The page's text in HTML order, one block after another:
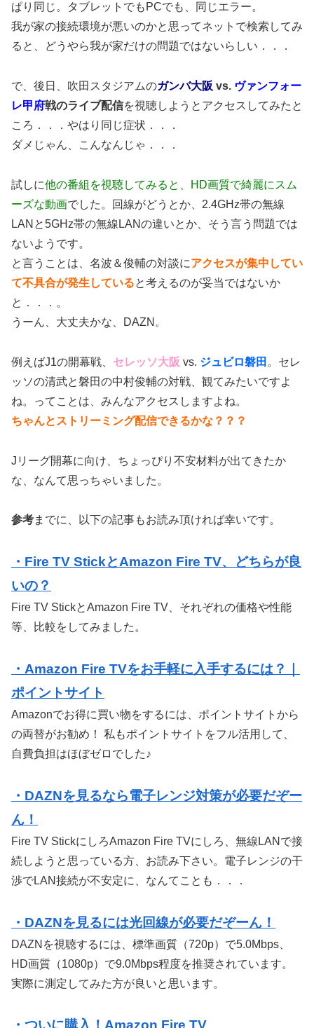
ぱり同じ。タブレットでもPCでも、同じエラー。
我が家の接続環境が悪いのかと思ってネットで検索してみ
ると、どうやら我が家だけの問題ではないらしい．．．
で、後日、吹田スタジアムのガンバ大阪 vs. ヴァンフォー
レ甲府戦のライブ配信を視聴しようとアクセスしてみたと
ころ．．．やはり同じ症状．．．
ダメじゃん、こんなんじゃ．．．
試しに他の番組を視聴してみると、HD画質で綺麗にスム
ーズな動画でした。回線がどうとか、2.4GHz帯の無線
LANと5GHz帯の無線LANの違いとか、そう言う問題では
ないようです。
と言うことは、名波＆俊輔の対談にアクセスが集中してい
て不具合が発生していると考えるのが妥当ではないか
と．．．。
うーん、大丈夫かな、DAZN。
例えばJ1の開幕戦、 セレッソ大阪 vs. ジュビロ磐田 。セレ
ッソの清武と磐田の中村俊輔の対戦、観てみたいですよ
ね。ってことは、みんなアクセスしますよね。
ちゃんとストリーミング配信できるかな？？？
Jリーグ開幕に向け、ちょっぴり不安材料が出てきたか
な、なんて思っちゃいました。
参考までに、以下の記事もお読み頂ければ幸いです。
・Fire TV StickとAmazon Fire TV、どちらが良
いの？
Fire TV StickとAmazon Fire TV、それぞれの価格や性能
等、比較をしてみました。
・Amazon Fire TVをお手軽に入手するには？｜
ポイントサイト
Amazonでお得に買い物をするには、ポイントサイトから
の両替がお勧め！ 私もポイントサイトをフル活用して、
自費負担はほぼゼロでした♪
・DAZNを見るなら電子レンジ対策が必要だぞー
ん！
Fire TV StickにしろAmazon Fire TVにしろ、無線LANで接
続しようと思っている方、お読み下さい。電子レンジの干
渉でLAN接続が不安定に、なんてことも．．．
・DAZNを見るには光回線が必要だぞーん！
DAZNを視聴するには、標準画質（720p）で5.0Mbps、
HD画質（1080p）で9.0Mbps程度を推奨されています。
実際に測定してみた方が良いと思います。